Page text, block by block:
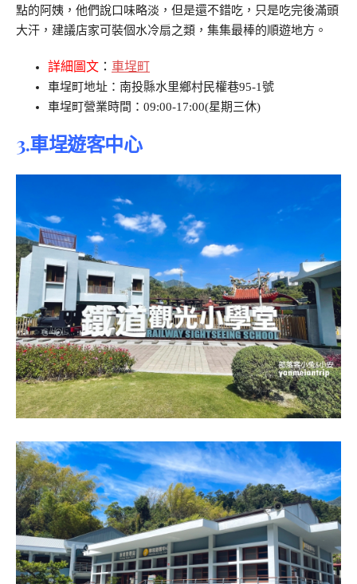
點的阿姨，他們說口味略淡，但是還不錯吃，只是吃完後滿頭
大汗，建議店家可裝個水冷扇之類，集集最棒的順遊地方。
詳細圖文 ： 車埕町
車埕町地址：南投縣水里鄉村民權巷95-1號
車埕町營業時間：09:00-17:00(星期三休)
3.車埕遊客中心